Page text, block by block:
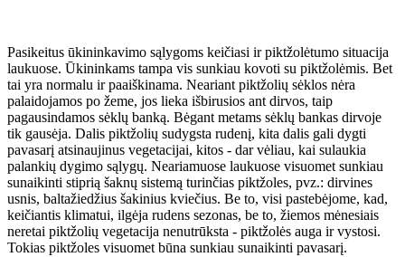
Pasikeitus ūkininkavimo sąlygoms keičiasi ir piktžolėtumo situacija
laukuose. Ūkininkams tampa vis sunkiau kovoti su piktžolėmis. Bet
tai yra normalu ir paaiškinama. Neariant piktžolių sėklos nėra
palaidojamos po žeme, jos lieka išbirusios ant dirvos, taip
pagausindamos sėklų banką. Bėgant metams sėklų bankas dirvoje
tik gausėja. Dalis piktžolių sudygsta rudenį, kita dalis gali dygti
pavasarį atsinaujinus vegetacijai, kitos - dar vėliau, kai sulaukia
palankių dygimo sąlygų. Neariamuose laukuose visuomet sunkiau
sunaikinti stiprią šaknų sistemą turinčias piktžoles, pvz.: dirvines
usnis, baltažiedžius šakinius kviečius. Be to, visi pastebėjome, kad,
keičiantis klimatui, ilgėja rudens sezonas, be to, žiemos mėnesiais
neretai piktžolių vegetacija nenutrūksta - piktžolės auga ir vystosi.
Tokias piktžoles visuomet būna sunkiau sunaikinti pavasarį.